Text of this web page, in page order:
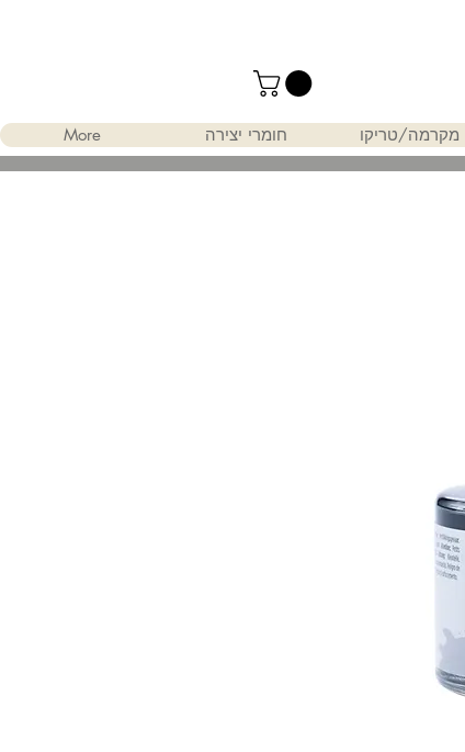
מקרמה/טריקו חומרי יצירה More